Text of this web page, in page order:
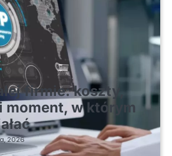
firmie: koszty,
moment, w którym
2026